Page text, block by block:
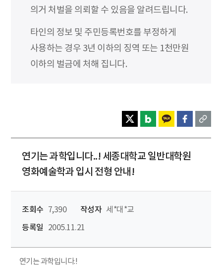
의거 처벌을 의뢰할 수 있음을 알려드립니다.
타인의 정보 및 주민등록번호를 부정하게
사용하는 경우 3년 이하의 징역 또는 1천만원
이하의 벌금에 처해 집니다.
연기는 과학입니다..! 세종대학교 일반대학원
영화예술학과 입시 전형 안내!
조회수 7,390 작성자 세*대*교
등록일
2005.11.21
연기는 과학입니다.!